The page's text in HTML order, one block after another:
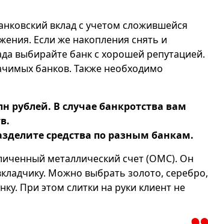
вклад с учетом сложившейся
Если же накопления снять и
выбирайте банк с хорошей репутацией.
банков. Также необходимо
рублей. В случае банкротства вам
средства по разным банкам.
металлический счет (ОМС). Он
Можно выбрать золото, серебро,
При этом слитки на руки клиент не